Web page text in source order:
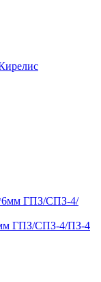
ГПЗ/СПЗ-4/ПЗ-4